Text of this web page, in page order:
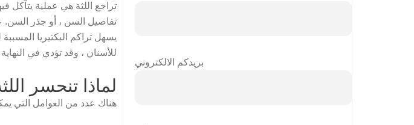
تراجع اللثة هي عملية يتآكل
تفاصيل السن ، أو جذر السن.
يسهل تراكم البكتيريا
للأسنان ، وقد تؤدي في
لماذا تنحسر
هناك عدد من العوامل التي
بريدكم الالكتروني